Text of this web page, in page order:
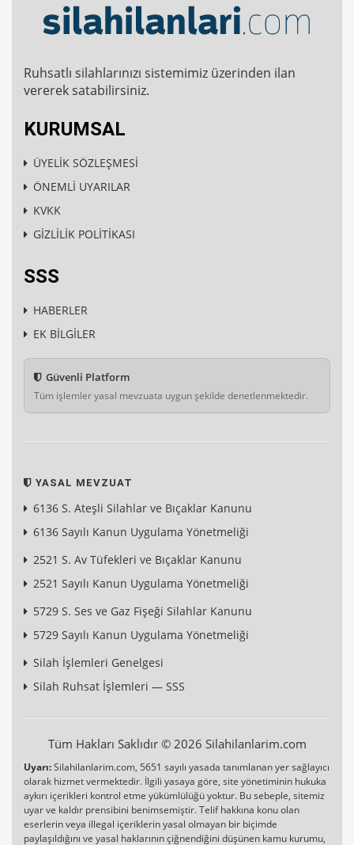
Ruhsatlı silahlarınızı sistemimiz üzerinden ilan
vererek satabilirsiniz.
KURUMSAL
ÜYELİK SÖZLEŞMESİ
ÖNEMLİ UYARILAR
KVKK
GİZLİLİK POLİTİKASI
SSS
HABERLER
EK BİLGİLER
Güvenli Platform
Tüm işlemler yasal mevzuata uygun şekilde denetlenmektedir.
YASAL MEVZUAT
6136 S. Ateşli Silahlar ve Bıçaklar Kanunu
6136 Sayılı Kanun Uygulama Yönetmeliği
2521 S. Av Tüfekleri ve Bıçaklar Kanunu
2521 Sayılı Kanun Uygulama Yönetmeliği
5729 S. Ses ve Gaz Fişeği Silahlar Kanunu
5729 Sayılı Kanun Uygulama Yönetmeliği
Silah İşlemleri Genelgesi
Silah Ruhsat İşlemleri — SSS
Tüm Hakları Saklıdır © 2026 Silahilanlarim.com
Uyarı:Silahilanlarim.com, 5651 sayılı yasada tanımlanan yer sağlayıcı
olarak hizmet vermektedir. İlgili yasaya göre, site yönetiminin hukuka
aykırı içerikleri kontrol etme yükümlülüğü yoktur. Bu sebeple, sitemiz
uyar ve kaldır prensibini benimsemiştir. Telif hakkına konu olan
eserlerin veya illegal içeriklerin yasal olmayan bir biçimde
paylaşıldığını ve yasal haklarının çiğnendiğini düşünen kamu kurumu,